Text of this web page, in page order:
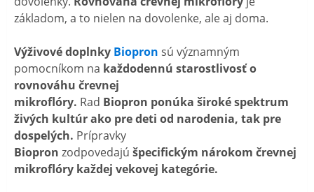
základom, a to nielen na dovolenke, ale aj doma.
Výživové doplnky Biopron sú významným
pomocníkom na každodennú starostlivosť o
rovnováhu črevnej
mikroflóry. Rad Biopron ponúka široké spektrum
živých kultúr ako pre deti od narodenia, tak pre
dospelých. Prípravky
Biopron zodpovedajú špecifickým nárokom črevnej
mikroflóry každej vekovej kategórie.